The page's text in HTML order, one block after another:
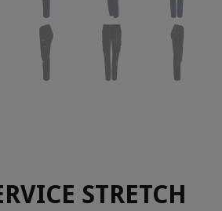
STRETCH